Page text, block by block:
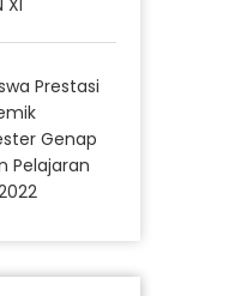
XI
Prestasi
Genap
Pelajaran